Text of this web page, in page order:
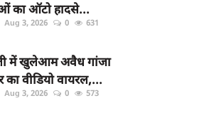
का ऑटो हादसे...
Aug 3, 2026 0 631
में खुलेआम अवैध गांजा
का वीडियो वायरल,...
Aug 3, 2026 0 573